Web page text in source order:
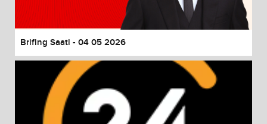
Brifing Saati - 04 05 2026